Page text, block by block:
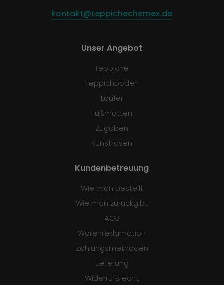
kontakt@teppichechemex.de
Unser Angebot
Teppiche
Teppichböden
Läufer
Fußmatten
Zugaben
Kunstrasen
Kundenbetreuung
Wie man bestellt
Wie man zurückgibt
AGB
Warenreklamation
Zahlungsmethoden
Lieferung
Widerrufsrecht